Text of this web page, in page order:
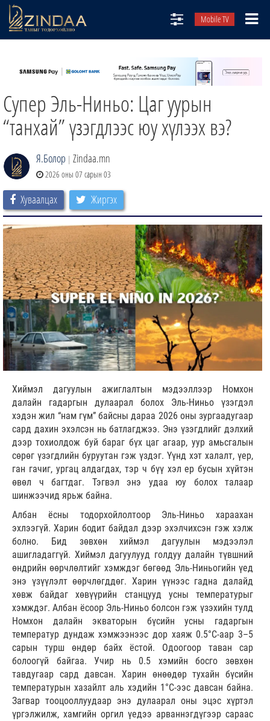
Mobile TV
ТВ8
ӨГЛӨӨНИЙ СОНИН
АУДИО ЗОХИОЛ
Супер Эль-Ниньо: Цаг уурын
“танхай” үзэгдлээс юу хүлээх вэ?
Я.Болор | Zindaa.mn
2026 оны 07 сарын 03
Хуваалцах Жиргэх
Хиймэл дагуулын ажиглалтын мэдээллээр Номхон
далайн гадаргын дулаарал болох Эль-Ниньо үзэгдэл
хэдэн жил “нам гүм” байсны дараа 2026 оны зургаадугаар
сард дахин эхэлсэн нь батлагджээ. Энэ үзэгдлийг дэлхий
дээр тохиолдож буй бараг бүх цаг агаар, уур амьсгалын
сөрөг үзэгдлийн буруутан гэж үздэг. Үүнд хэт халалт, үер,
ган гачиг, ургац алдагдах, тэр ч бүү хэл ер бусын хүйтэн
өвөл ч багтдаг. Тэгвэл энэ удаа юу болох талаар
шинжээчид ярьж байна.
Албан ёсны тодорхойлолтоор Эль-Ниньо хараахан
эхлээгүй. Харин бодит байдал дээр эхэлчихсэн гэж хэлж
болно. Бид зөвхөн хиймэл дагуулын мэдээлэл
ашигладаггүй. Хиймэл дагуулууд голдуу далайн түвшний
өндрийн өөрчлөлтийг хэмждэг бөгөөд Эль-Ниньогийн үед
энэ үзүүлэлт өөрчлөгддөг. Харин үүнээс гадна далайд
хөвж байдаг хөвүүрийн станцууд усны температурыг
хэмждэг. Албан ёсоор Эль-Ниньо болсон гэж үзэхийн тулд
Номхон далайн экваторын бүсийн усны гадаргын
температур дундаж хэмжээнээс дор хаяж 0.5°C-аар 3–5
сарын турш өндөр байх ёстой. Одоогоор таван сар
болоогүй байгаа. Учир нь 0.5 хэмийн босго зөвхөн
тавдугаар сард давсан. Харин өнөөдөр тухайн бүсийн
температурын хазайлт аль хэдийн 1°C-ээс давсан байна.
Загвар тооцооллуудаар энэ дулаарал оны эцэс хүртэл
үргэлжилж, хамгийн оргил үедээ арваннэгдүгээр сараас